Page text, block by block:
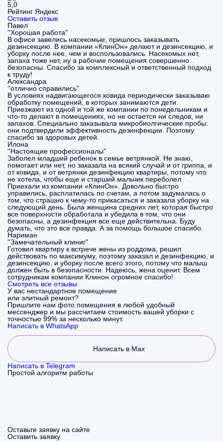
5,0
Рейтинг Яндекс
Оставить отзыв
Павел
''Хорошая работа"
В офисе завелись насекомые, пришлось заказывать
дезинсекцию. В компании «КлинОн» делают и дезинсекцию, и
уборку после нее, чем и воспользовались. Насекомых нет,
запаха тоже нет, ну а рабочие помещения совершенно
безопасны. Спасибо за комплексный и ответственный подход
к труду!
Александра
''отлично справились"
В условиях надвигающегося ковида периодически заказываю
обработку помещений, в которых занимаются дети.
Приезжают из одной и той же компании по понедельникам и
что-то делают в помещениях, но не остается ни следов, ни
запахов. Специально заказывала микробиолгические пробы:
они подтвердили эффективность дезинфекции. Поэтому
спасибо за здоровых детей.
Илона
''Настоящие профессионалы"
Заболел младший ребенок в семье ветрянкой. Не знаю,
помогает или нет, но заказала на всякий случай и от гриппа, и
от ковида, и от ветрянки дезинфекцию квартиры, потому что
не хотела, чтобы еще и старший мальчик переболел.
Приехали из компании «КлинОн». Довольно быстро
управились, расплатилась по счетам, а потом задумалась о
том, что страшно к чему-то прикасаться и заказала уборку на
следующий день. Была женщина средних лет, которая быстро
все поверхности обработала и убедила в том, что они
безопасны, а дезинфекция все еще действительна. Буду
думать, что это все правда. А за помощь большое спасибо.
Нариман
''Замечательный клиниг"
Готовил квартиру к встрече жены из роддома, решил
действовать по максимуму, поэтому заказал и дезинфекцию, и
дезинсекцию, и уборку после всего этого, потому что малыш
должен быть в безопасности. Надеюсь, жена оценит. Всем
сотрудникам компании Клинон огромное спасибо!
Смотреть все отзывы
У вас нестандартное помещение
или элитный ремонт?
Пришлите нам фото помещения в любой удобный
мессенджер и мы рассчитаем стоимость вашей уборки с
точностью 99% за несколько минут.
Написать в WhatsApp
Написать в Max
Написать в Telegram
Простой алгоритм работы
Оставьте заявку на сайте
Оставить заявку